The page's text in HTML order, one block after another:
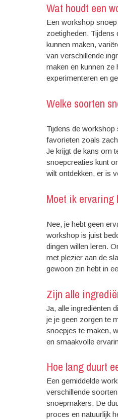
Wat houdt een
Een workshop
zoetigheden.
kunnen maken,
van verschillende
maken en kunnen ze
experimenteren en
Welke soorten
Tijdens de workshop
favorieten zoals
Je krijgt de kans om
snoepcreaties kunt
wilt ontdekken, er is
Moet ik ervaring
Nee, je hebt geen
workshop is juist
dingen willen leren.
met plezier aan de
gewoon zin hebt in
Zijn alle
Ja, alle ingrediënten
je je geen zorgen te
snoepjes te maken,
en smaakvolle
Hoe lang duurt
Een gemiddelde
verschillende
snoepmakers. De
proces en natuurlijk